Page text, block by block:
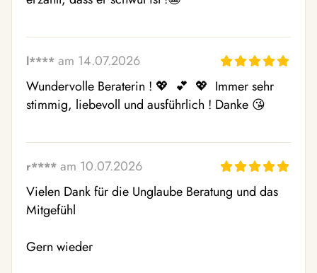
l**** am 14.07.2026
Wundervolle Beraterin ! 💖  💕  💖  Immer sehr
stimmig, liebevoll und ausführlich ! Danke 😘
r**** am 10.07.2026
Vielen Dank für die Unglaube Beratung und das
Mitgefühl
Gern wieder